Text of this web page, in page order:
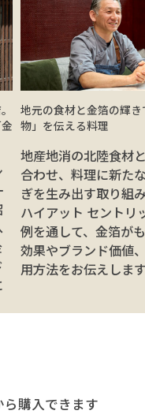
地元の食材と金箔の輝
物」を伝える料理
地産地消の北陸食材
合わせ、料理に新た
ぎを生み出す取り組
ハイアット セントリ
例を通して、金箔が
効果やブランド価値
用方法をお伝えしま
購入できます